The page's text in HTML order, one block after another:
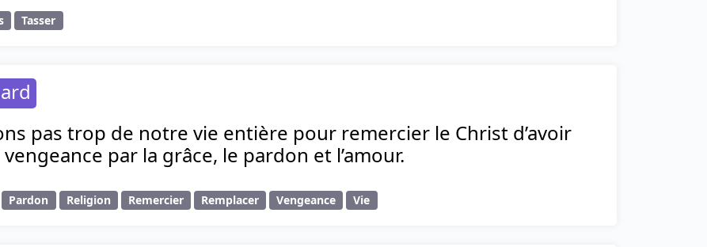
Tasser
pas trop de notre vie entière pour remercier le Christ d’avoir
par la grâce, le pardon et l’amour.
Pardon Religion Remercier Remplacer Vengeance Vie